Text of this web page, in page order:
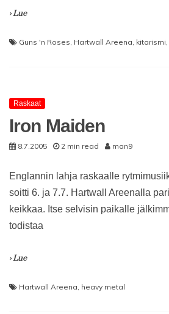
› Lue
Guns 'n Roses Hartwall Areena kitarismi
Raskaat
Iron Maiden
8.7.2005 2 min read man9
Englannin lahja raskaalle
soitti 6. ja 7.7. Hartwall Areenalla
keikkaa. Itse selvisin paikalle
todistaa
› Lue
Hartwall Areena heavy metal